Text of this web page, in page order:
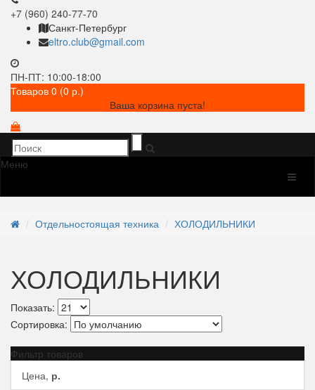
+7 (960) 240-77-70
Санкт-Петербург
eltro.club@gmail.com
ПН-ПТ: 10:00-18:00
Товаров 0 (0 р.)
Ваша корзина пуста!
Меню
Отдельностоящая техника ХОЛОДИЛЬНИКИ
ХОЛОДИЛЬНИКИ
Показать:
Сортировка:
Фильтр товаров
Цена, р.